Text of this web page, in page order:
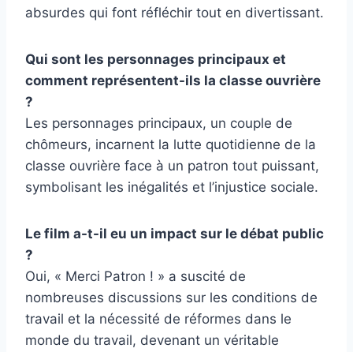
absurdes qui font réfléchir tout en divertissant.
Qui sont les personnages principaux et
comment représentent-ils la classe ouvrière
?
Les personnages principaux, un couple de
chômeurs, incarnent la lutte quotidienne de la
classe ouvrière face à un patron tout puissant,
symbolisant les inégalités et l’injustice sociale.
Le film a-t-il eu un impact sur le débat public
?
Oui, « Merci Patron ! » a suscité de
nombreuses discussions sur les conditions de
travail et la nécessité de réformes dans le
monde du travail, devenant un véritable